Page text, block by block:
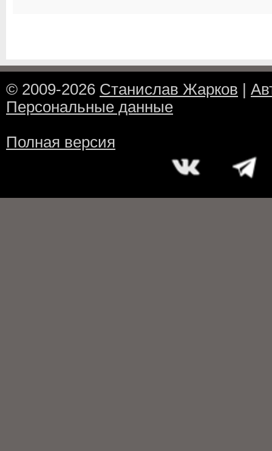
© 2009-2026 Станислав Жарков
Персональные данные
Полная версия